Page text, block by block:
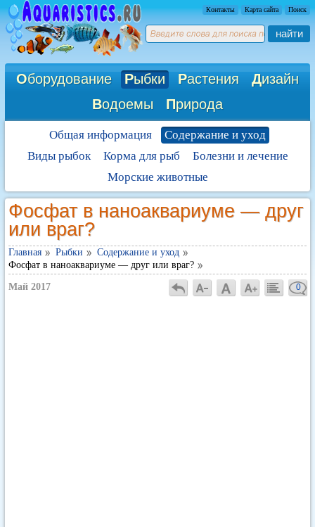
Контакты Карта сайта Поиск
найти
Оборудование Рыбки Растения Дизайн
Водоемы Природа
Общая информация
Содержание и уход
Виды рыбок
Корма для рыб
Болезни и лечение
Морские животные
Фосфат в наноаквариуме — друг
или враг?
Главная Рыбки
Содержание и уход
Фосфат в наноаквариуме — друг или враг?
Май 2017 0